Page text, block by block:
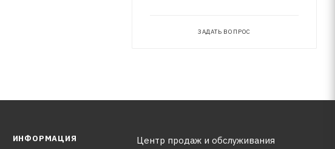
ЗАДАТЬ ВОПРОС
ИНФОРМАЦИЯ
Центр продаж и обслуживания